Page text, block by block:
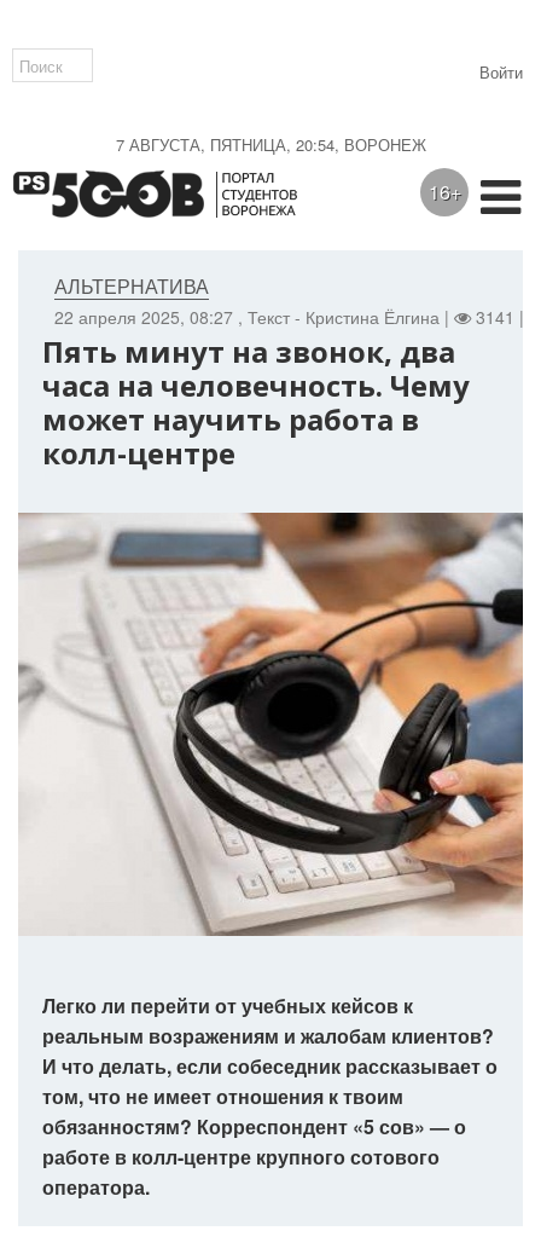
7 АВГУСТА, ПЯТНИЦА, 20:54, ВОРОНЕЖ
Войти
16+
22 апреля 2025, 08:27 , Текст - Кристина Ёлгина | 3141 |
АЛЬТЕРНАТИВА
Пять минут на звонок, два
часа на человечность. Чему
может научить работа в
колл-центре
Легко ли перейти от учебных кейсов к
реальным возражениям и жалобам клиентов?
И что делать, если собеседник рассказывает о
том, что не имеет отношения к твоим
обязанностям? Корреспондент «5 сов» — о
работе в колл-центре крупного сотового
оператора.